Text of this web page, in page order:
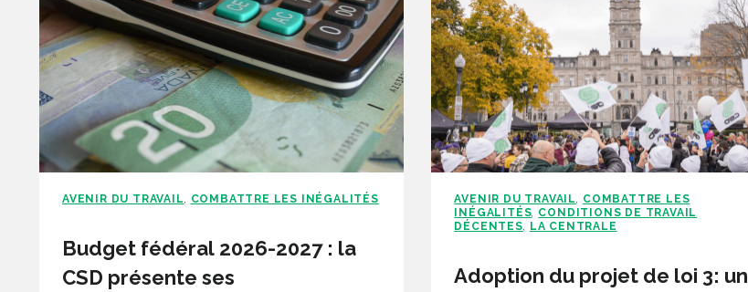
AVENIR DU TRAVAIL COMBATTRE LES INÉGALITÉS
Budget fédéral 2026-2027 : la
CSD présente ses
AVENIR DU TRAVAIL
COMBATTRE LES
INÉGALITÉS CONDITIONS DE TRAVAIL
DÉCENTES
LA CENTRALE
Adoption du projet de loi 3: un